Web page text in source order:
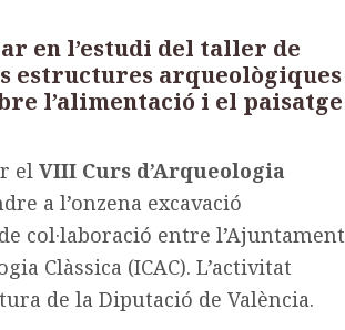
en l’estudi del taller de
estructures arqueològiques
l’alimentació i el paisatge
el VIII Curs d’Arqueologia
a l’onzena excavació
col·laboració entre l’Ajuntament
Clàssica (ICAC). L’activitat
de la Diputació de València.